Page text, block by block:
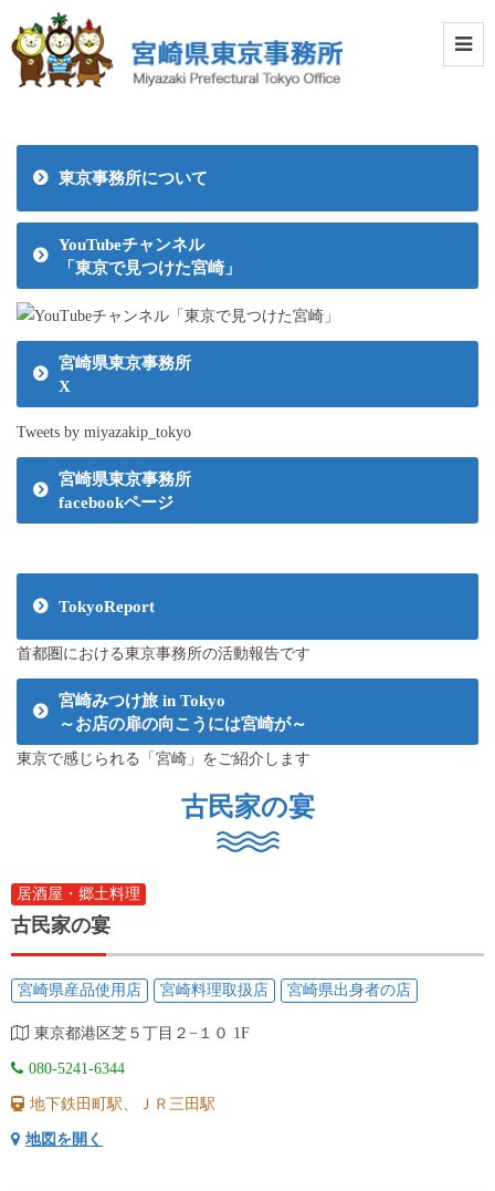
東京事務所について
YouTubeチャンネル
「東京で見つけた宮崎」
宮崎県東京事務所
X
Tweets by miyazakip_tokyo
宮崎県東京事務所
facebookページ
TokyoReport
首都圏における東京事務所の活動報告です
宮崎みつけ旅 in Tokyo
～お店の扉の向こうには宮崎が～
東京で感じられる「宮崎」をご紹介します
古民家の宴
居酒屋・郷土料理
古民家の宴
宮崎県産品使用店 宮崎料理取扱店 宮崎県出身者の店
東京都港区芝５丁目２−１０ 1F
080-5241-6344
地下鉄田町駅、ＪＲ三田駅
地図を開く